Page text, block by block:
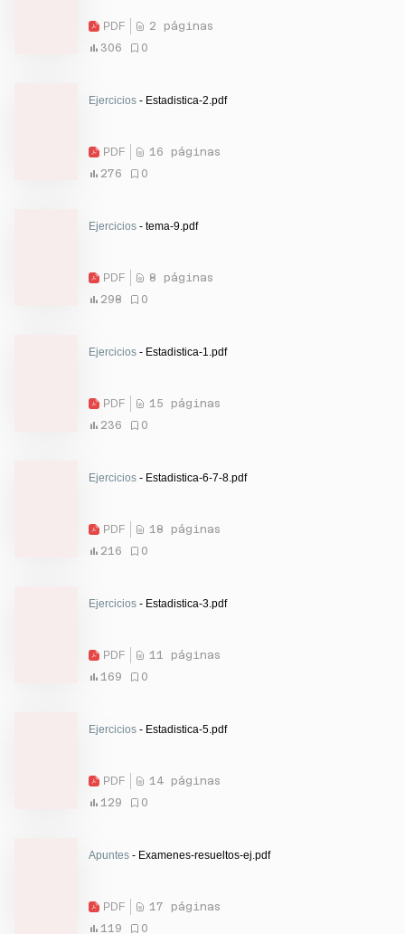
PDF
2 páginas
306
0
Ejercicios - Estadistica-2.pdf
PDF
16 páginas
276
0
Ejercicios - tema-9.pdf
PDF
8 páginas
298
0
Ejercicios - Estadistica-1.pdf
PDF
15 páginas
236
0
Ejercicios - Estadistica-6-7-8.pdf
PDF
18 páginas
216
0
Ejercicios - Estadistica-3.pdf
PDF
11 páginas
169
0
Ejercicios - Estadistica-5.pdf
PDF
14 páginas
129
0
Apuntes - Examenes-resueltos-ej.pdf
PDF
17 páginas
119
0